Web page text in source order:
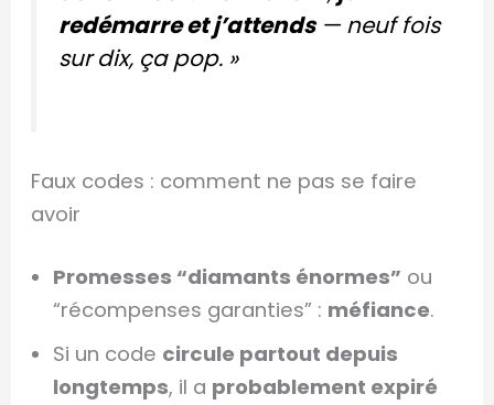
redémarre et j’attends— neuf fois
sur dix, ça pop. »
Faux codes : comment ne pas se faire
avoir
Promesses “diamants énormes” ou
“récompenses garanties” : méfiance.
Si un code circule partout depuis
longtemps, il a probablement expiré